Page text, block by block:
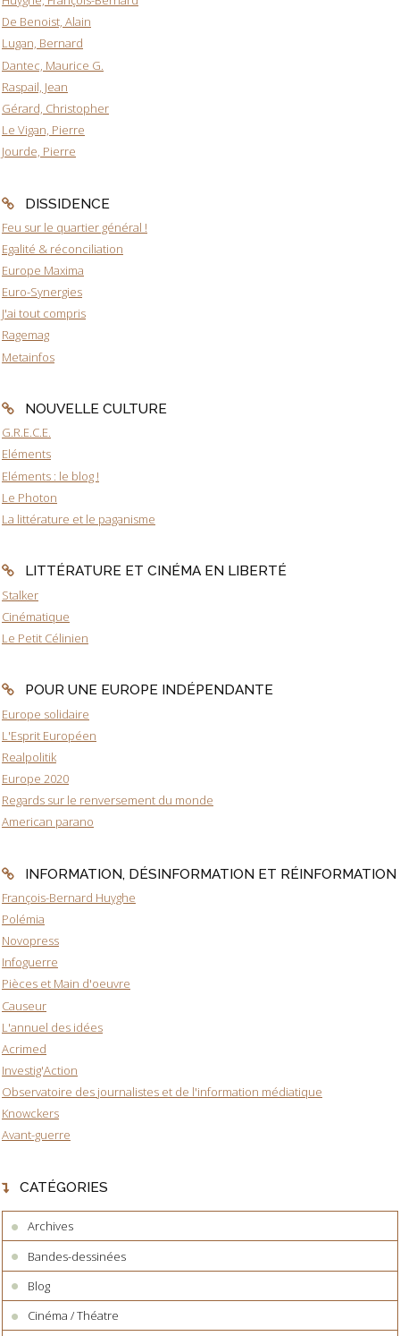
De Benoist, Alain
Lugan, Bernard
Dantec, Maurice G.
Raspail, Jean
Gérard, Christopher
Le Vigan, Pierre
Jourde, Pierre
DISSIDENCE
Feu sur le quartier général !
Egalité & réconciliation
Europe Maxima
Euro-Synergies
J'ai tout compris
Ragemag
Metainfos
NOUVELLE CULTURE
G.R.E.C.E.
Eléments
Eléments : le blog !
Le Photon
La littérature et le paganisme
LITTÉRATURE ET CINÉMA EN LIBERTÉ
Stalker
Cinématique
Le Petit Célinien
POUR UNE EUROPE INDÉPENDANTE
Europe solidaire
L'Esprit Européen
Realpolitik
Europe 2020
Regards sur le renversement du monde
American parano
INFORMATION, DÉSINFORMATION ET RÉINFORMATION
François-Bernard Huyghe
Polémia
Novopress
Infoguerre
Pièces et Main d'oeuvre
Causeur
L'annuel des idées
Acrimed
Investig'Action
Observatoire des journalistes et de l'information médiatique
Knowckers
Avant-guerre
CATÉGORIES
Archives
Bandes-dessinées
Blog
Cinéma / Théatre